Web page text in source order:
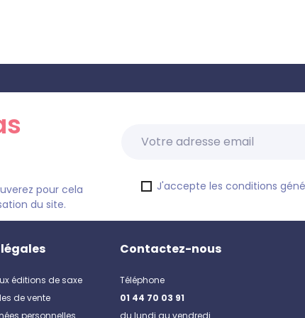
pour cela
du site.
J'accepte les conditions
éditions de saxe
de vente
personnelles
Contactez-nous
Téléphone
01 44 70 03 91
du lundi au vendredi